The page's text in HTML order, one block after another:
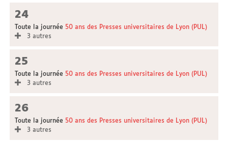
24
Toute la journée 50 ans des Presses universitaires de Lyon (PUL)
3 autres
25
Toute la journée 50 ans des Presses universitaires de Lyon (PUL)
3 autres
26
Toute la journée 50 ans des Presses universitaires de Lyon (PUL)
3 autres